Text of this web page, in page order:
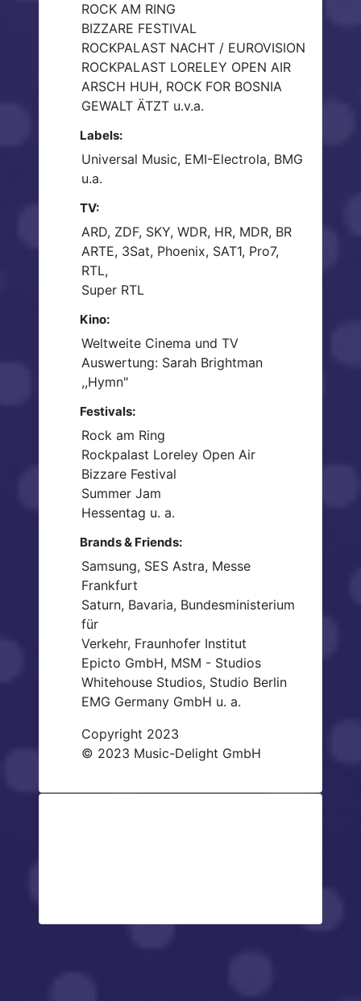
ROCK AM RING
BIZZARE FESTIVAL
ROCKPALAST NACHT / EUROVISION
ROCKPALAST LORELEY OPEN AIR
ARSCH HUH, ROCK FOR BOSNIA
GEWALT ÄTZT u.v.a.
Labels:
Universal Music, EMI-Electrola, BMG
u.a.
TV:
ARD, ZDF, SKY, WDR, HR, MDR, BR
ARTE, 3Sat, Phoenix, SAT1, Pro7,
RTL,
Super RTL
Kino:
Weltweite Cinema und TV
Auswertung: Sarah Brightman
,,Hymn"
Festivals:
Rock am Ring
Rockpalast Loreley Open Air
Bizzare Festival
Summer Jam
Hessentag u. a.
Brands & Friends:
Samsung, SES Astra, Messe
Frankfurt
Saturn, Bavaria, Bundesministerium
für
Verkehr, Fraunhofer Institut
Epicto GmbH, MSM - Studios
Whitehouse Studios, Studio Berlin
EMG Germany GmbH u. a.
Copyright 2023
© 2023 Music-Delight GmbH